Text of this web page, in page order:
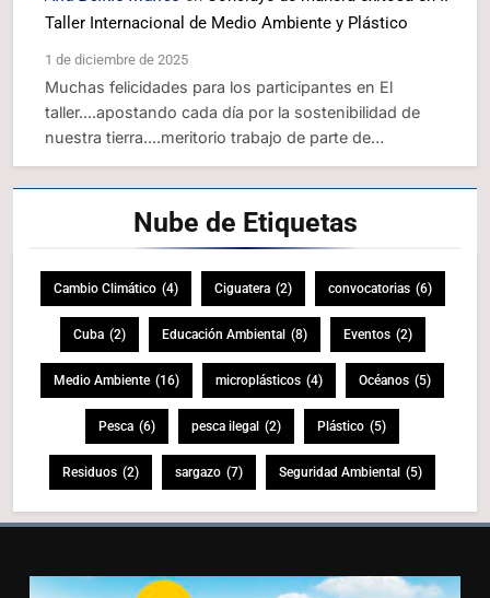
Taller Internacional de Medio Ambiente y Plástico
1 de diciembre de 2025
Muchas felicidades para los participantes en El
taller....apostando cada día por la sostenibilidad de
nuestra tierra....meritorio trabajo de parte de…
Nube de Etiquetas
Cambio Climático (4) Ciguatera (2) convocatorias (6)
Cuba (2) Educación Ambiental (8) Eventos (2)
Medio Ambiente (16) microplásticos (4) Océanos (5)
Pesca (6) pesca ilegal (2) Plástico (5)
Residuos (2) sargazo (7) Seguridad Ambiental (5)